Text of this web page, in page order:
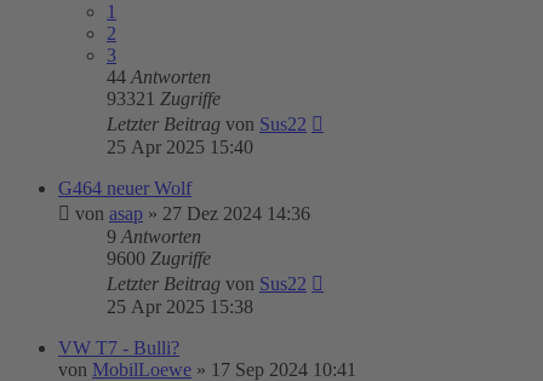
1
2
3
44 Antworten
93321 Zugriffe
Letzter Beitrag von Sus22
25 Apr 2025 15:40
G464 neuer Wolf
von asap » 27 Dez 2024 14:36
9 Antworten
9600 Zugriffe
Letzter Beitrag von Sus22
25 Apr 2025 15:38
VW T7 - Bulli?
von MobilLoewe » 17 Sep 2024 10:41